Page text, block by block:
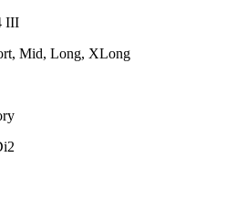
III
Mid, Long, XLong